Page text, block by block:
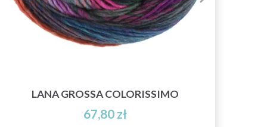
LANA GROSSA COLORISSIMO
67,80 zł